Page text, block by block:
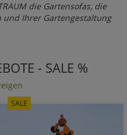
die Gartensofas, die
und Ihrer Gartengestaltung
- SALE %
SALE